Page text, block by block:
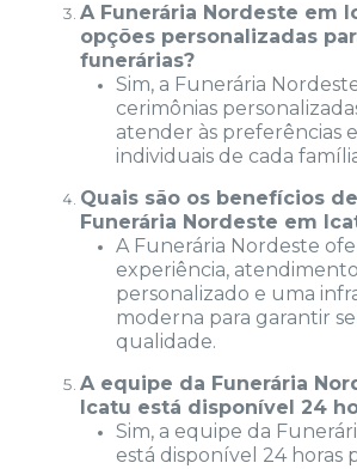
A Funerária Nordeste em
opções personalizadas
funerárias?
Sim, a Funerária
cerimônias
atender às preferências
individuais de cada
Quais são os benefícios
Funerária Nordeste em
A Funerária Nordeste
experiência, atendimento
personalizado e uma
moderna para garantir
qualidade.
A equipe da Funerária
Icatu está disponível 24
Sim, a equipe da
está disponível 24 horas